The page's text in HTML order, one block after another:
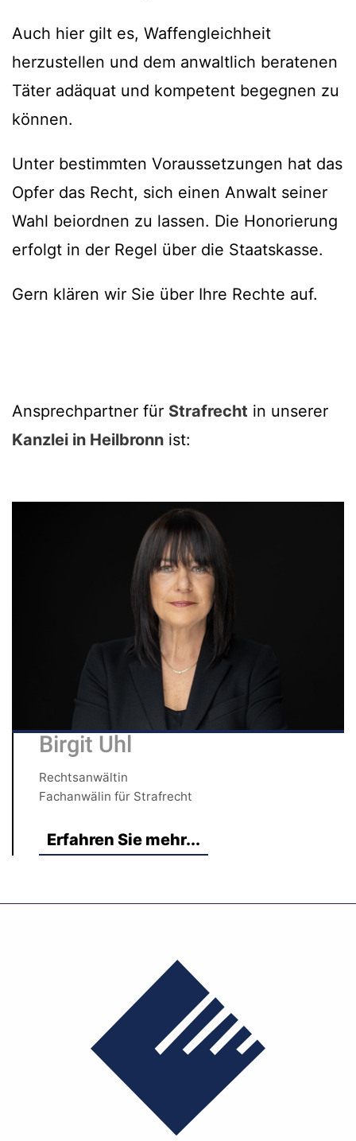
Auch hier gilt es, Waffengleichheit
herzustellen und dem anwaltlich beratenen
Täter adäquat und kompetent begegnen zu
können.
Unter bestimmten Voraussetzungen hat das
Opfer das Recht, sich einen Anwalt seiner
Wahl beiordnen zu lassen. Die Honorierung
erfolgt in der Regel über die Staatskasse.
Gern klären wir Sie über Ihre Rechte auf.
Ansprechpartner für Strafrecht in unserer
Kanzlei in Heilbronn ist:
Birgit Uhl
Rechtsanwältin
Fachanwälin für Strafrecht
Erfahren Sie mehr...